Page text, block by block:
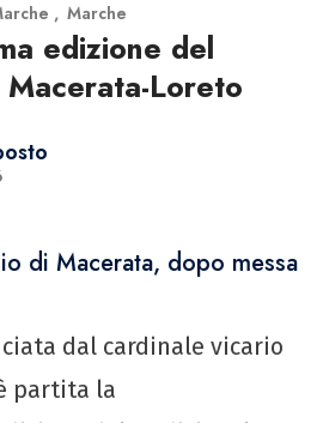
Marche
edizione del
Loreto
di Macerata, dopo messa
dal cardinale vicario
partita la